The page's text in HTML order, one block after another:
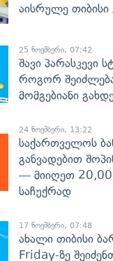
აისრულე თიბისი
25 ნოემბერი, 07:42
შავი პარასკევი
როგორ
მომგებიანი
24 ნოემბერი, 13:22
საქართველოს
განვადებით
— მიიღეთ
საჩუქრად
17 ნოემბერი, 07:48
ახალი თიბისი
Friday-ზე